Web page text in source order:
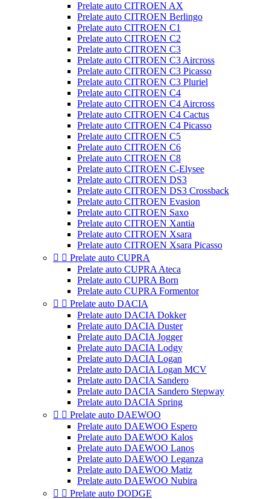
Prelate auto CITROEN AX
Prelate auto CITROEN Berlingo
Prelate auto CITROEN C1
Prelate auto CITROEN C2
Prelate auto CITROEN C3
Prelate auto CITROEN C3 Aircross
Prelate auto CITROEN C3 Picasso
Prelate auto CITROEN C3 Pluriel
Prelate auto CITROEN C4
Prelate auto CITROEN C4 Aircross
Prelate auto CITROEN C4 Cactus
Prelate auto CITROEN C4 Picasso
Prelate auto CITROEN C5
Prelate auto CITROEN C6
Prelate auto CITROEN C8
Prelate auto CITROEN C-Elysee
Prelate auto CITROEN DS3
Prelate auto CITROEN DS3 Crossback
Prelate auto CITROEN Evasion
Prelate auto CITROEN Saxo
Prelate auto CITROEN Xantia
Prelate auto CITROEN Xsara
Prelate auto CITROEN Xsara Picasso
  Prelate auto CUPRA
Prelate auto CUPRA Ateca
Prelate auto CUPRA Born
Prelate auto CUPRA Formentor
  Prelate auto DACIA
Prelate auto DACIA Dokker
Prelate auto DACIA Duster
Prelate auto DACIA Jogger
Prelate auto DACIA Lodgy
Prelate auto DACIA Logan
Prelate auto DACIA Logan MCV
Prelate auto DACIA Sandero
Prelate auto DACIA Sandero Stepway
Prelate auto DACIA Spring
  Prelate auto DAEWOO
Prelate auto DAEWOO Espero
Prelate auto DAEWOO Kalos
Prelate auto DAEWOO Lanos
Prelate auto DAEWOO Leganza
Prelate auto DAEWOO Matiz
Prelate auto DAEWOO Nubira
  Prelate auto DODGE